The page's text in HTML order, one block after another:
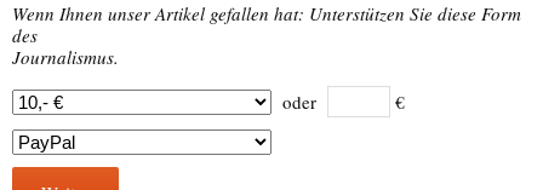
Wenn Ihnen unser Artikel gefallen hat: Unterstützen Sie diese Form
des
Journalismus.
oder
€